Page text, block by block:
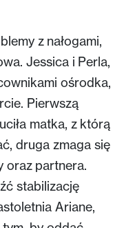
z nałogami,
Jessica i Perla,
ośrodka,
Pierwszą
matka, z którą
druga zmaga się
oraz partnera.
stabilizację
Ariane,